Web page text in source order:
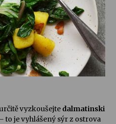
vyzkoušejte dalmatinski
to je vyhlášený sýr z ostrova